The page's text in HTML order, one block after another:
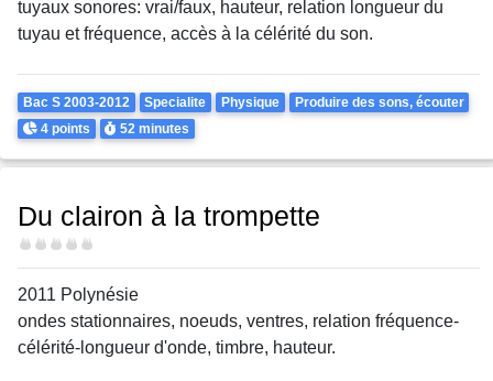
tuyaux sonores: vrai/faux, hauteur, relation longueur du
tuyau et fréquence, accès à la célérité du son.
Theme
Bac S 2003-2012 Specialite Physique Produire des sons, écouter
Points
4 points Durée
52 minutes
Du clairon à la trompette
Difficulté
2011 Polynésie
ondes stationnaires, noeuds, ventres, relation fréquence-
célérité-longueur d'onde, timbre, hauteur.